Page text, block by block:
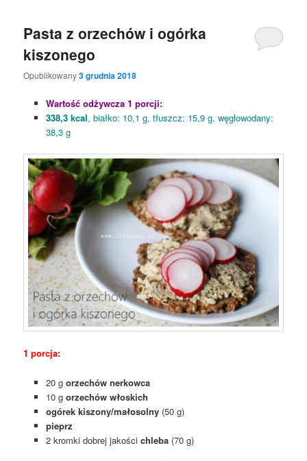
Pasta z orzechów i ogórka
kiszonego
Opublikowany3 grudnia 2018
Wartość odżywcza 1 porcji:
338,3 kcal, białko: 10,1 g, tłuszcz: 15,9 g, węglowodany:
38,3 g
1 porcja:
20 g orzechów nerkowca
10 g orzechów włoskich
ogórek kiszony/małosolny(50 g)
pieprz
2 kromki dobrej jakości chleba(70 g)